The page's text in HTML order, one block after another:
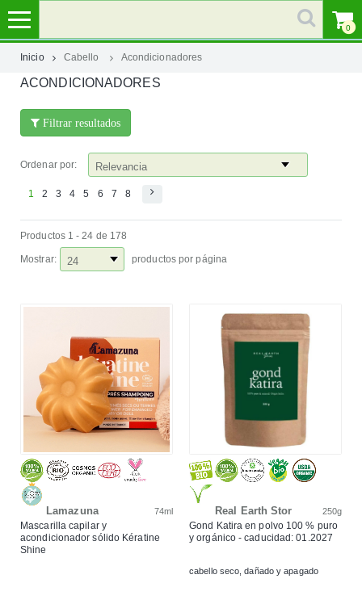
MI
CATEGORÍAS
AYUDA
0
Inicio Cabello Acondicionadores
ACONDICIONADORES
Filtrar resultados
Ordenar por:
1 2 3 4 5 6 7 8
Productos 1 - 24 de 178
Mostrar: productos por página
Lamazuna 74ml
Mascarilla capilar y
acondicionador sólido Kératine
Shine
Real Earth Stor 250g
Gond Katira en polvo 100 % puro
y orgánico - caducidad: 01.2027
cabello seco, dañado y apagado